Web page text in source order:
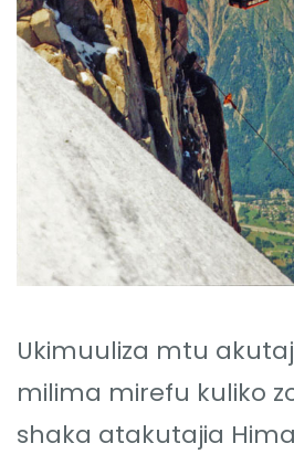
Ukimuuliza mtu
milima mirefu kuliko
shaka atakutajia